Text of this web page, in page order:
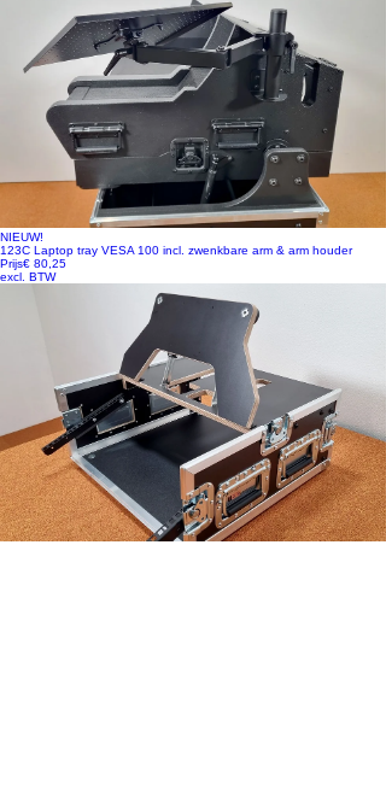
NIEUW!
123C Laptop tray VESA 100 incl. zwenkbare arm & arm houder
Prijs€ 80,25
excl. BTW